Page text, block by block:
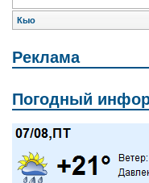
Кыо
Реклама
Погодный